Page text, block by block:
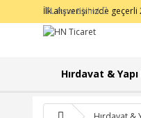
İlk alışverişinizde
TL Para Birimi
Hırdavat &